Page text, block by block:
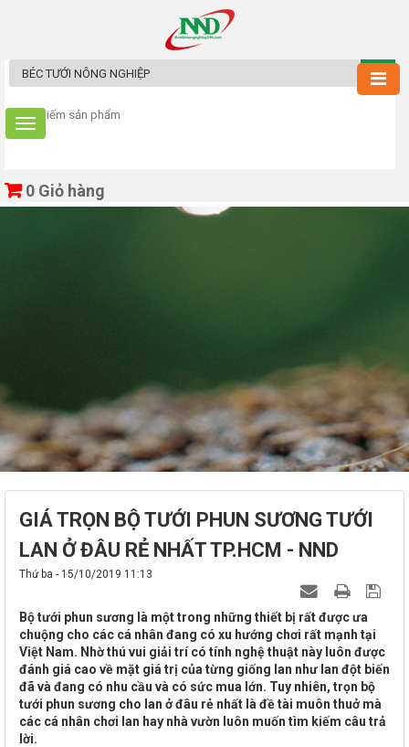
0 Giỏ hàng
GIÁ TRỌN BỘ TƯỚI PHUN SƯƠNG TƯỚI
LAN Ở ĐÂU RẺ NHẤT TP.HCM - NND
Thứ ba - 15/10/2019 11:13
Bộ tưới phun sương là một trong những thiết bị rất được ưa
chuộng cho các cá nhân đang có xu hướng chơi rất mạnh tại
Việt Nam. Nhờ thú vui giải trí có tính nghệ thuật này luôn được
đánh giá cao về mặt giá trị của từng giống lan như lan đột biến
đã và đang có nhu cầu và có sức mua lớn. Tuy nhiên, trọn bộ
tưới phun sương cho lan ở đâu rẻ nhất là đề tài muôn thuở mà
các cá nhân chơi lan hay nhà vườn luôn muốn tìm kiếm câu trả
lời.